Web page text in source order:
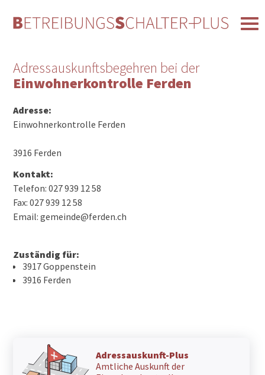
Adressauskunftsbegehren bei der
Einwohnerkontrolle Ferden
Adresse:
Einwohnerkontrolle Ferden
3916 Ferden
Kontakt:
Telefon: 027 939 12 58
Fax: 027 939 12 58
Email: gemeinde@ferden.ch
Zuständig für:
3917 Goppenstein
3916 Ferden
Adressauskunft-Plus
Amtliche Auskunft der